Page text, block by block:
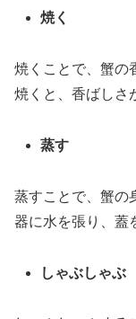
焼く
焼くことで、蟹の
焼くと、香ばしさ
蒸す
蒸すことで、蟹の
器に水を張り、蓋
しゃぶしゃぶ